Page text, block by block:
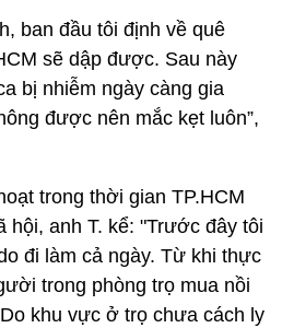
ban đầu tôi định về quê
sẽ dập được. Sau này
bị nhiễm ngày càng gia
được nên mắc kẹt luôn”,
trong thời gian TP.HCM
hội, anh T. kể: "Trước đây tôi
đi làm cả ngày. Từ khi thực
trong phòng trọ mua nồi
khu vực ở trọ chưa cách ly